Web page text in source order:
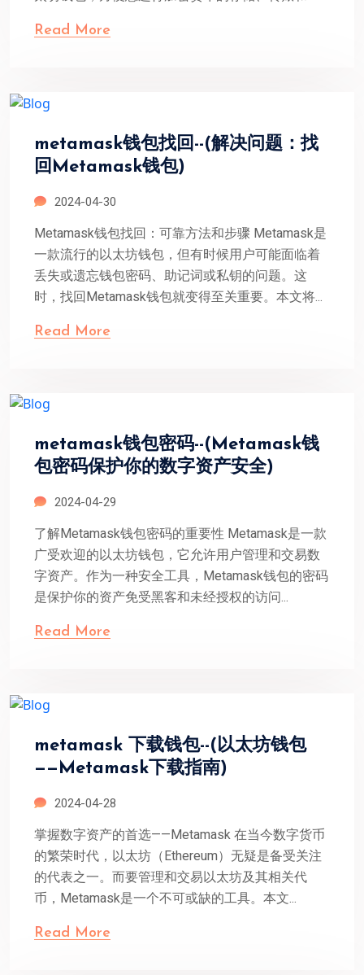
Read More
metamask钱包找回--(解决问题：找
回Metamask钱包)
2024-04-30
Metamask钱包找回：可靠方法和步骤 Metamask是
一款流行的以太坊钱包，但有时候用户可能面临着
丢失或遗忘钱包密码、助记词或私钥的问题。这
时，找回Metamask钱包就变得至关重要。本文将...
Read More
metamask钱包密码--(Metamask钱
包密码保护你的数字资产安全)
2024-04-29
了解Metamask钱包密码的重要性 Metamask是一款
广受欢迎的以太坊钱包，它允许用户管理和交易数
字资产。作为一种安全工具，Metamask钱包的密码
是保护你的资产免受黑客和未经授权的访问...
Read More
metamask 下载钱包--(以太坊钱包
——Metamask下载指南)
2024-04-28
掌握数字资产的首选——Metamask 在当今数字货币
的繁荣时代，以太坊（Ethereum）无疑是备受关注
的代表之一。而要管理和交易以太坊及其相关代
币，Metamask是一个不可或缺的工具。本文...
Read More